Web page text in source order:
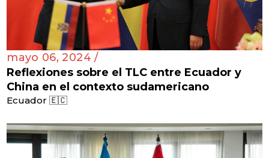
mayo 06, 2024 /
Reflexiones sobre el TLC entre Ecuador y
China en el contexto sudamericano
Ecuador 🇪🇨